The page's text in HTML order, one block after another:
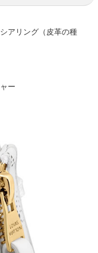
アリング（皮革の種
ー